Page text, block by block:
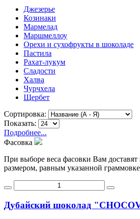
Джезерье
Козинаки
Мармелад
Маршмеллоу
Орехи и сухофрукты в шоколаде
Пастила
Рахат-лукум
Сладости
Халва
Чурчхела
Щербет
Сортировка:
Показать:
Подробнее...
Фасовка
При выборе веса фасовки Вам доставят
размером, равным указанной
Дубайский шоколад